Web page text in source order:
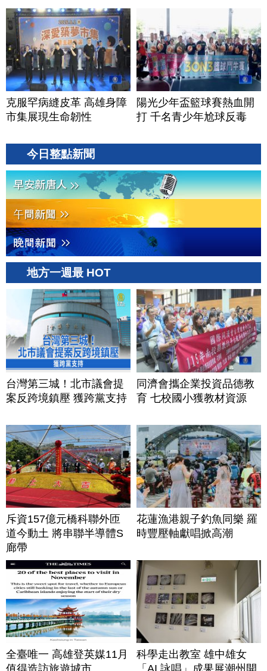
克服罕病縫皮革 高雄身障
市集展現生命韌性
陽光少年盃籃球賽熱血開
打 千名青少年尬球反毒
今日整點新聞
地方一週最 HOT
台灣第三城！北市議會提
案反跨境鎮壓 獲跨黨支持
同濟會攜企業投資品德教
育 七校國小獲教材資源
斥資157億元橋科聯外匝
道今動土 將串聯半導體S
廊帶
花蓮漁港親子釣魚同樂 羅
時豐壓軸獻唱掀高潮
全臺唯一 高雄登英媒11月
科學走出教室 雄中雄女